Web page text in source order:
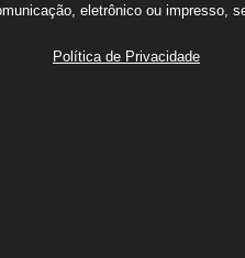
eletrônico ou impresso,
Política de Privacidade